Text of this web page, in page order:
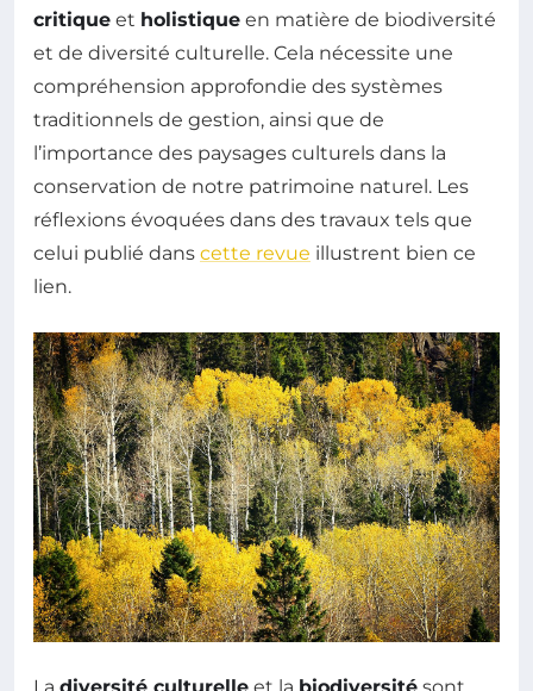
critique et holistique en matière de biodiversité
et de diversité culturelle. Cela nécessite une
compréhension approfondie des systèmes
traditionnels de gestion, ainsi que de
l’importance des paysages culturels dans la
conservation de notre patrimoine naturel. Les
réflexions évoquées dans des travaux tels que
celui publié dans cette revue illustrent bien ce
lien.